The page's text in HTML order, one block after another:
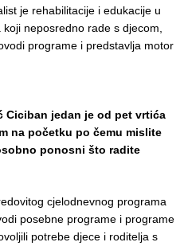
je rehabilitacije i edukacije u
neposredno rade s djecom,
programe i predstavlja motor
Ciciban jedan je od pet vrtića
na početku po čemu mislite
ponosni što radite
cjelodnevnog programa
posebne programe i programe
potrebe djece i roditelja s